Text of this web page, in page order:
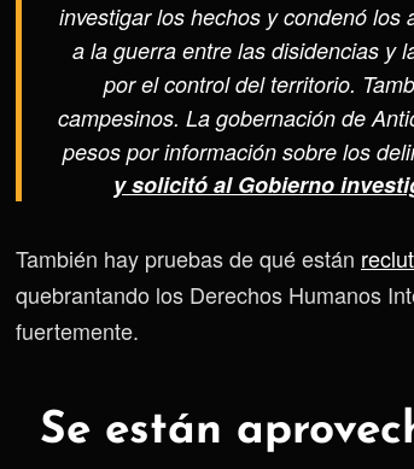
investigar los hechos y condenó
a la guerra entre las disidencias y
por el control del territorio.
campesinos. La gobernación de
pesos por información sobre los
y solicitó al Gobierno
También hay pruebas de qué están
quebrantando los Derechos Humanos
fuertemente.
Se están